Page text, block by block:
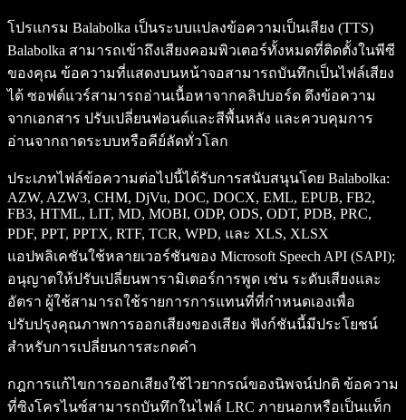
โปรแกรม Balabolka เป็นระบบแปลงข้อความเป็นเสียง (TTS)
Balabolka สามารถเข้าถึงเสียงคอมพิวเตอร์ทั้งหมดที่ติดตั้งในพีซี
ของคุณ ข้อความที่แสดงบนหน้าจอสามารถบันทึกเป็นไฟล์เสียง
ได้ ซอฟต์แวร์สามารถอ่านเนื้อหาจากคลิปบอร์ด ดึงข้อความ
จากเอกสาร ปรับเปลี่ยนฟอนต์และสีพื้นหลัง และควบคุมการ
อ่านจากถาดระบบหรือคีย์ลัดทั่วโลก
ประเภทไฟล์ข้อความต่อไปนี้ได้รับการสนับสนุนโดย Balabolka:
AZW, AZW3, CHM, DjVu, DOC, DOCX, EML, EPUB, FB2,
FB3, HTML, LIT, MD, MOBI, ODP, ODS, ODT, PDB, PRC,
PDF, PPT, PPTX, RTF, TCR, WPD, และ XLS, XLSX
แอปพลิเคชันใช้หลายเวอร์ชันของ Microsoft Speech API (SAPI);
อนุญาตให้ปรับเปลี่ยนพารามิเตอร์การพูด เช่น ระดับเสียงและ
อัตรา ผู้ใช้สามารถใช้รายการการแทนที่ที่กำหนดเองเพื่อ
ปรับปรุงคุณภาพการออกเสียงของเสียง ฟังก์ชันนี้มีประโยชน์
สำหรับการเปลี่ยนการสะกดคำ
กฎการแก้ไขการออกเสียงใช้ไวยากรณ์ของนิพจน์ปกติ ข้อความ
ที่ซิงโครไนซ์สามารถบันทึกในไฟล์ LRC ภายนอกหรือเป็นแท็ก